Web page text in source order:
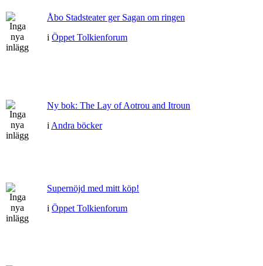
Åbo Stadsteater ger Sagan om ringen
i Öppet Tolkienforum
Ny bok: The Lay of Aotrou and Itroun
i Andra böcker
Supernöjd med mitt köp!
i Öppet Tolkienforum